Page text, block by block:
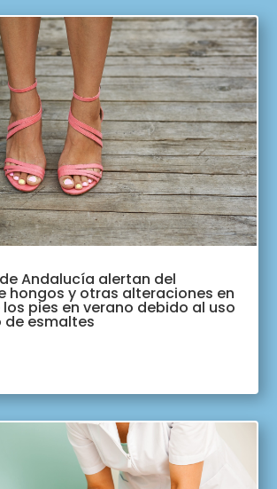
Andalucía alertan del
hongos y otras alteraciones en
pies en verano debido al uso
esmaltes